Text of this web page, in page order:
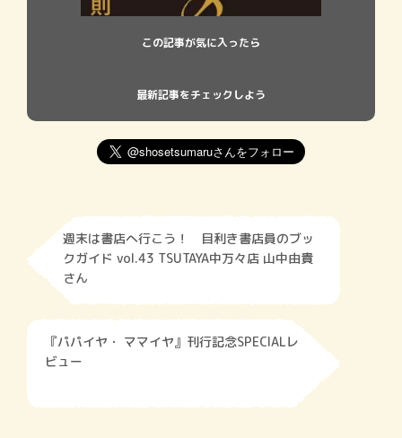
この記事が気に入ったら
最新記事をチェックしよう
週末は書店へ行こう！ 目利き書店員のブッ
クガイド vol.43 TSUTAYA中万々店 山中由貴
さん
『パパイヤ・ ママイヤ』刊行記念SPECIALレ
ビュー